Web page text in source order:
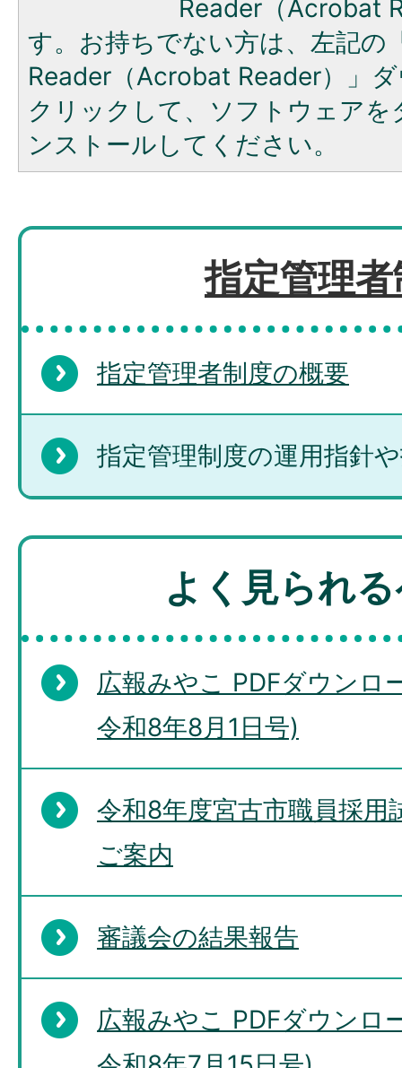
Reader（Acrobat
す。お持ちでない方は、左記の
Reader（Acrobat Reader）」
クリックして、ソフトウェア
ンストールしてください。
指定管理
指定管理者制度の概要
指定管理制度の運用指針
よく見られ
広報みやこ PDFダウンロ
令和8年8月1日号)
令和8年度宮古市職員採用
ご案内
審議会の結果報告
広報みやこ PDFダウンロ